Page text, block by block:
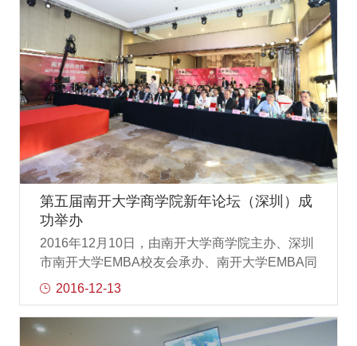
心商务区管委会副主任史继平先生，南开大学商
学院院长张玉利教授,中心商务区管委会党组成
员、天津市于家堡投资控股有限公司党委副书
记、总经理杨世泰先生，天津滨海新区中心商务
区管管委会办公室主任徐庆和先生，天津青年企
业家协会专职副秘书长王笃汪先生，南开大学商
学院副院长薛红志教授，南开大学高级管理人员
教育中心主任吕峰教授，南开大学滨海开发研究
院常务副院长周立群教授，南开大学哲学院严正
教授，南开大学EMBA学员与媒体代表共计约150
余人。滨海新区中心商务区管理委员会副主任史
继平代表滨海新区中心商务区管理委员会对第五
届南开大学商学院新年论坛的召开表示热烈的祝
贺。他指出，天津市滨海新区中心商务区是滨海
新区七大功能区之一，是中国（天津）自由贸易
实验区核心区，是滨海新区地理位置和发展战略
的核心区，应该说中心商务区已经成为了一个在
国内而不是天津市
第五届南开大学商学院新年论坛（深圳）成
功举办
2016年12月10日，由南开大学商学院主办、深圳
市南开大学EMBA校友会承办、南开大学EMBA同
学协办的南开大学商学院新年论坛在深圳市南山
年论坛以“变革的力量—经济与金融”为主题，围绕
管理变革、国内外经济形势等热点问题，从回
2016-12-13